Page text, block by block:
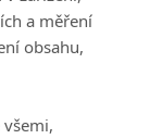
|Pravidla webu
a měření
obsahu,